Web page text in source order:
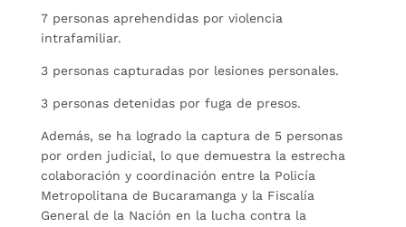
7 personas aprehendidas por violencia
intrafamiliar.
3 personas capturadas por lesiones personales.
3 personas detenidas por fuga de presos.
Además, se ha logrado la captura de 5 personas
por orden judicial, lo que demuestra la estrecha
colaboración y coordinación entre la Policía
Metropolitana de Bucaramanga y la Fiscalía
General de la Nación en la lucha contra la